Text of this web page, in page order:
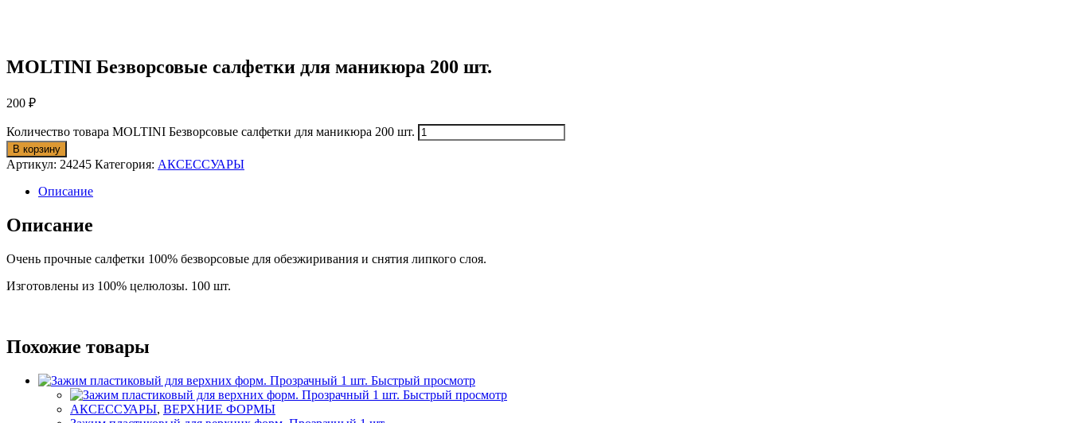
MOLTINI Безворсовые салфетки для маникюра 200 шт.
200 ₽
Количество товара MOLTINI Безворсовые салфетки для маникюра 200 шт.
В корзину
Артикул: 24245 Категория: АКСЕССУАРЫ
Описание
Описание
Очень прочные салфетки 100% безворсовые для обезжиривания и снятия липкого слоя.
Изготовлены из 100% целюлозы. 100 шт.
Похожие товары
Быстрый просмотр
Быстрый просмотр
АКСЕССУАРЫ, ВЕРХНИЕ ФОРМЫ